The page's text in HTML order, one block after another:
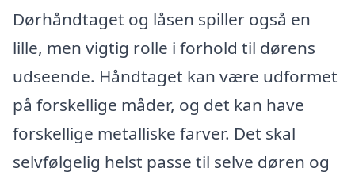
Dørhåndtaget og låsen spiller også en
lille, men vigtig rolle i forhold til dørens
udseende. Håndtaget kan være udformet
på forskellige måder, og det kan have
forskellige metalliske farver. Det skal
selvfølgelig helst passe til selve døren og